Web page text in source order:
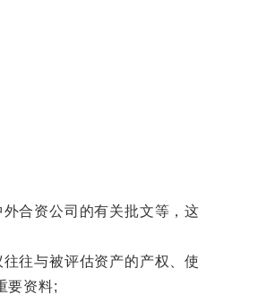
合资公司的有关批文等，这
往与被评估资产的产权、使
要资料;